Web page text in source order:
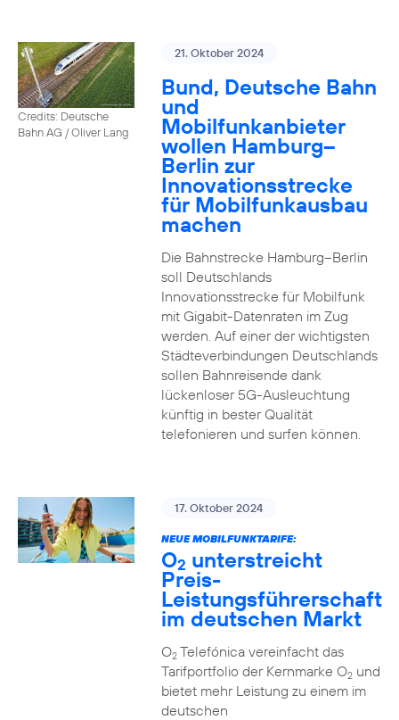
Credits: Deutsche
Bahn AG / Oliver Lang
21. Oktober 2024
Bund, Deutsche Bahn
und
Mobilfunkanbieter
wollen Hamburg–
Berlin zur
Innovationsstrecke
für Mobilfunkausbau
machen
Die Bahnstrecke Hamburg–Berlin
soll Deutschlands
Innovationsstrecke für Mobilfunk
mit Gigabit-Datenraten im Zug
werden. Auf einer der wichtigsten
Städteverbindungen Deutschlands
sollen Bahnreisende dank
lückenloser 5G-Ausleuchtung
künftig in bester Qualität
telefonieren und surfen können.
17. Oktober 2024
NEUE MOBILFUNKTARIFE:
O2 unterstreicht
Preis-
Leistungsführerschaft
im deutschen Markt
O2Telefónica vereinfacht das
Tarifportfolio der Kernmarke O2und
bietet mehr Leistung zu einem im
deutschen